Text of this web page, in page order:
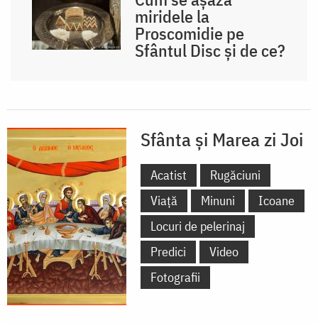
miridele la
Proscomidie pe
Sfântul Disc și de ce?
Sfânta și Marea zi Joi
Acatist
Rugăciuni
Viață
Minuni
Icoane
Locuri de pelerinaj
Predici
Video
Fotografii